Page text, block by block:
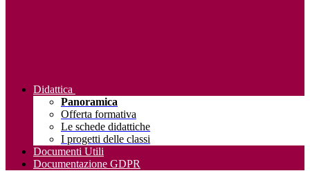
Didattica
Panoramica
Offerta formativa
Le schede didattiche
I progetti delle classi
Documenti Utili
Documentazione GDPR